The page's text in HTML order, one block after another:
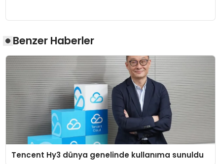
Benzer Haberler
Tencent Hy3 dünya genelinde kullanıma sunuldu